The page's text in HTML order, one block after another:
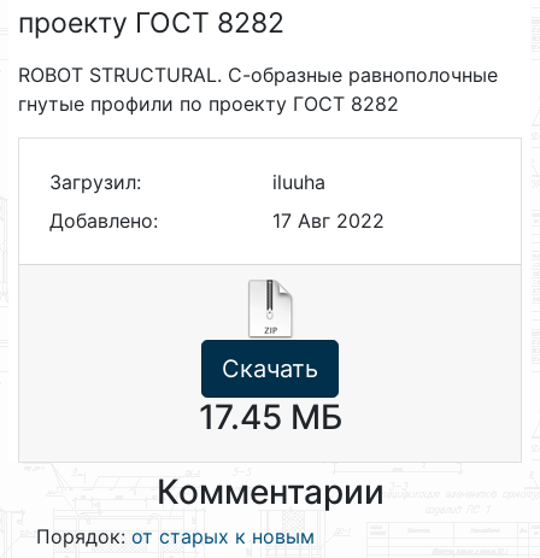
проекту ГОСТ 8282
ROBOT STRUCTURAL. С-образные равнополочные
гнутые профили по проекту ГОСТ 8282
Загрузил:
iluuha
Добавлено:
17 Авг 2022
Скачать
17.45 МБ
Комментарии
Порядок: от старых к новым